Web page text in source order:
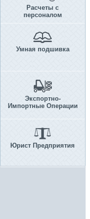
Расчеты с
персоналом
Умная подшивка
Экспортно-
Импортные Операции
Юрист Предприятия